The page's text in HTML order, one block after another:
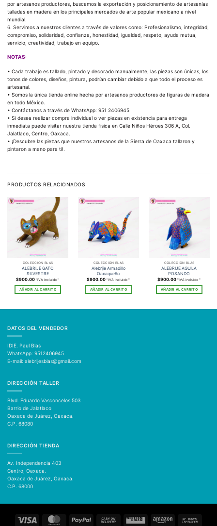
por artesanos productores, buscamos la exportación y posicionamiento de artesanías
talladas en madera en los principales mercados de arte popular mexicano a nivel
mundial.
6. Servimos a nuestros clientes a través de valores como: Profesionalismo, integridad,
compromiso, solidaridad, confianza, honestidad, igualdad, respeto, ayuda mutua,
servicio, creatividad, trabajo en equipo.
NOTAS:
• Cada trabajo es tallado, pintado y decorado manualmente, las piezas son únicas, los
tonos de colores, diseños, pintura, podrían cambiar debido a que todo el proceso es
artesanal.
• Somos la única tienda online hecha por artesanos productores de figuras de madera
en todo México.
• Contáctanos a través de WhatsApp: 951 2406945
• Si desea realizar compra individual o ver piezas en existencia para entrega
inmediata puede visitar nuestra tienda física en Calle Niños Héroes 306 A, Col.
Jalatlaco, Centro, Oaxaca.
• ¡Descubre las piezas que nuestros artesanos de la Sierra de Oaxaca tallaron y
pintaron a mano para ti!.
PRODUCTOS RELACIONADOS
COLECCIÓN BLAS
ALEBRIJE GATO
SILVESTRE
$900.00 "IVA incluido "
AÑADIR AL CARRITO
COLECCIÓN BLAS
Alebrije Armadillo
Oaxaqueño
$900.00 "IVA incluido "
AÑADIR AL CARRITO
COLECCIÓN BLAS
ALEBRIJE AGUILA
POSANDO
$900.00 "IVA incluido "
AÑADIR AL CARRITO
DATOS DEL VENDEDOR
IDIE. Paul Blas
WhatsApp: 9512406945
E-mail: alebrijesblas@gmail.com
DIRECCIÓN TALLER
Blvd. Eduardo Vasconcelos 503
Barrio de Jalatlaco
Oaxaca de Juárez, Oaxaca.
C.P. 68080
DIRECCIÓN TIENDA
Av. Independencia 403
Centro, Oaxaca.
Oaxaca de Juárez, Oaxaca.
C.P. 68000
MasterCard PayPal
Cash
Western
Union
Amazon